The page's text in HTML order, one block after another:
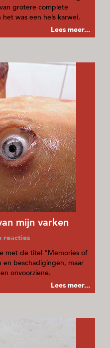
grotere complete
was een hels karwei.
Lees meer...
mijn varken
reacties
met de titel “Memories of
beschadigingen, maar
onvoorziene.
Lees meer...